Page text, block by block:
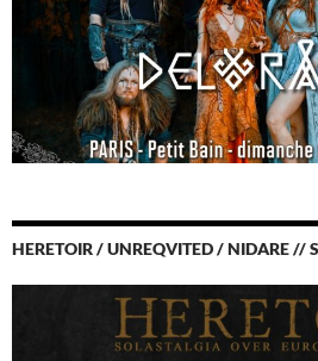
HERETOIR / UNREQVITED / NIDARE //